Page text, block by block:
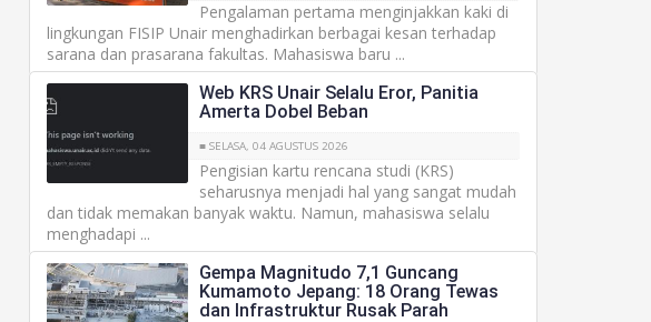
Pengalaman pertama menginjakkan kaki di
lingkungan FISIP Unair menghadirkan berbagai kesan terhadap
sarana dan prasarana fakultas. Mahasiswa baru ...
Web KRS Unair Selalu Eror, Panitia
Amerta Dobel Beban
■ SELASA, 04 AGUSTUS 2026
Pengisian kartu rencana studi (KRS)
seharusnya menjadi hal yang sangat mudah
dan tidak memakan banyak waktu. Namun, mahasiswa selalu
menghadapi ...
Gempa Magnitudo 7,1 Guncang
Kumamoto Jepang: 18 Orang Tewas
dan Infrastruktur Rusak Parah